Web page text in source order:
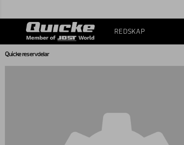
REDSKAP
Quicke reservdelar